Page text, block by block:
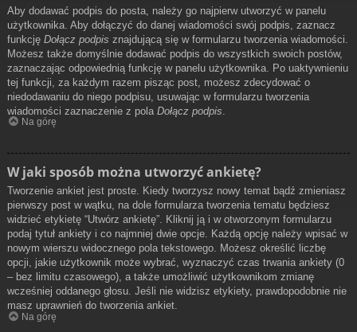
Aby dodawać podpis do posta, należy go najpierw utworzyć w panelu
użytkownika. Aby dołączyć do danej wiadomości swój podpis, zaznacz
funkcję Dołącz podpis znajdującą się w formularzu tworzenia wiadomości.
Możesz także domyślnie dodawać podpis do wszystkich swoich postów,
zaznaczając odpowiednią funkcję w panelu użytkownika. Po uaktywnieniu
tej funkcji, za każdym razem pisząc post, możesz zdecydować o
niedodawaniu do niego podpisu, usuwając w formularzu tworzenia
wiadomości zaznaczenie z pola Dołącz podpis
Na górę
W jaki sposób można utworzyć ankietę?
Tworzenie ankiet jest proste. Kiedy tworzysz nowy temat bądź zmieniasz
pierwszy post w wątku, na dole formularza tworzenia tematu będziesz
widzieć etykietę “Utwórz ankietę”. Kliknij ją i w otworzonym formularzu
podaj tytuł ankiety i co najmniej dwie opcje. Każdą opcję należy wpisać w
nowym wierszu widocznego pola tekstowego. Możesz określić liczbę
opcji, jakie użytkownik może wybrać, wyznaczyć czas trwania ankiety (0
– bez limitu czasowego), a także umożliwić użytkownikom zmianę
wcześniej oddanego głosu. Jeśli nie widzisz etykiety, prawdopodobnie nie
masz uprawnień do tworzenia ankiet.
Na górę